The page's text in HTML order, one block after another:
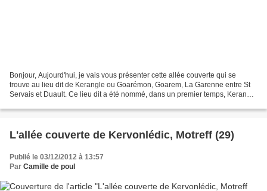
Bonjour, Aujourd'hui, je vais vous présenter cette allée couverte qui se
trouve au lieu dit de Kerangle ou Goarémon, Goarem, La Garenne entre St
Servais et Duault. Ce lieu dit a été nommé, dans un premier temps, Kerangle
L'allée couverte de Kervonlédic, Motreff (29)
Publié le 03/12/2012 à 13:57
Par Camille de poul